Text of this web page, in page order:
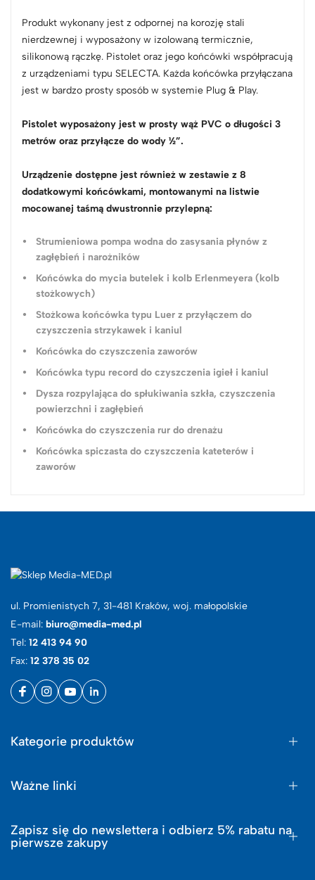
Produkt wykonany jest z odpornej na korozję stali
nierdzewnej i wyposażony w izolowaną termicznie,
silikonową rączkę. Pistolet oraz jego końcówki współpracują
z urządzeniami typu SELECTA. Każda końcówka przyłączana
jest w bardzo prosty sposób w systemie Plug & Play.
Pistolet wyposażony jest w prosty wąż PVC o długości 3
metrów oraz przyłącze do wody ½”.
Urządzenie dostępne jest również w zestawie z 8
dodatkowymi końcówkami, montowanymi na listwie
mocowanej taśmą dwustronnie przylepną:
Strumieniowa pompa wodna do zasysania płynów z
zagłębień i narożników
Końcówka do mycia butelek i kolb Erlenmeyera (kolb
stożkowych)
Stożkowa końcówka typu Luer z przyłączem do
czyszczenia strzykawek i kaniul
Końcówka do czyszczenia zaworów
Końcówka typu record do czyszczenia igieł i kaniul
Dysza rozpylająca do spłukiwania szkła, czyszczenia
powierzchni i zagłębień
Końcówka do czyszczenia rur do drenażu
Końcówka spiczasta do czyszczenia kateterów i
zaworów
ul. Promienistych 7, 31-481 Kraków, woj. małopolskie
E-mail: biuro@media-med.pl
Tel: 12 413 94 90
Fax: 12 378 35 02
Kategorie produktów
Ważne linki
Zapisz się do newslettera i odbierz 5% rabatu na
pierwsze zakupy